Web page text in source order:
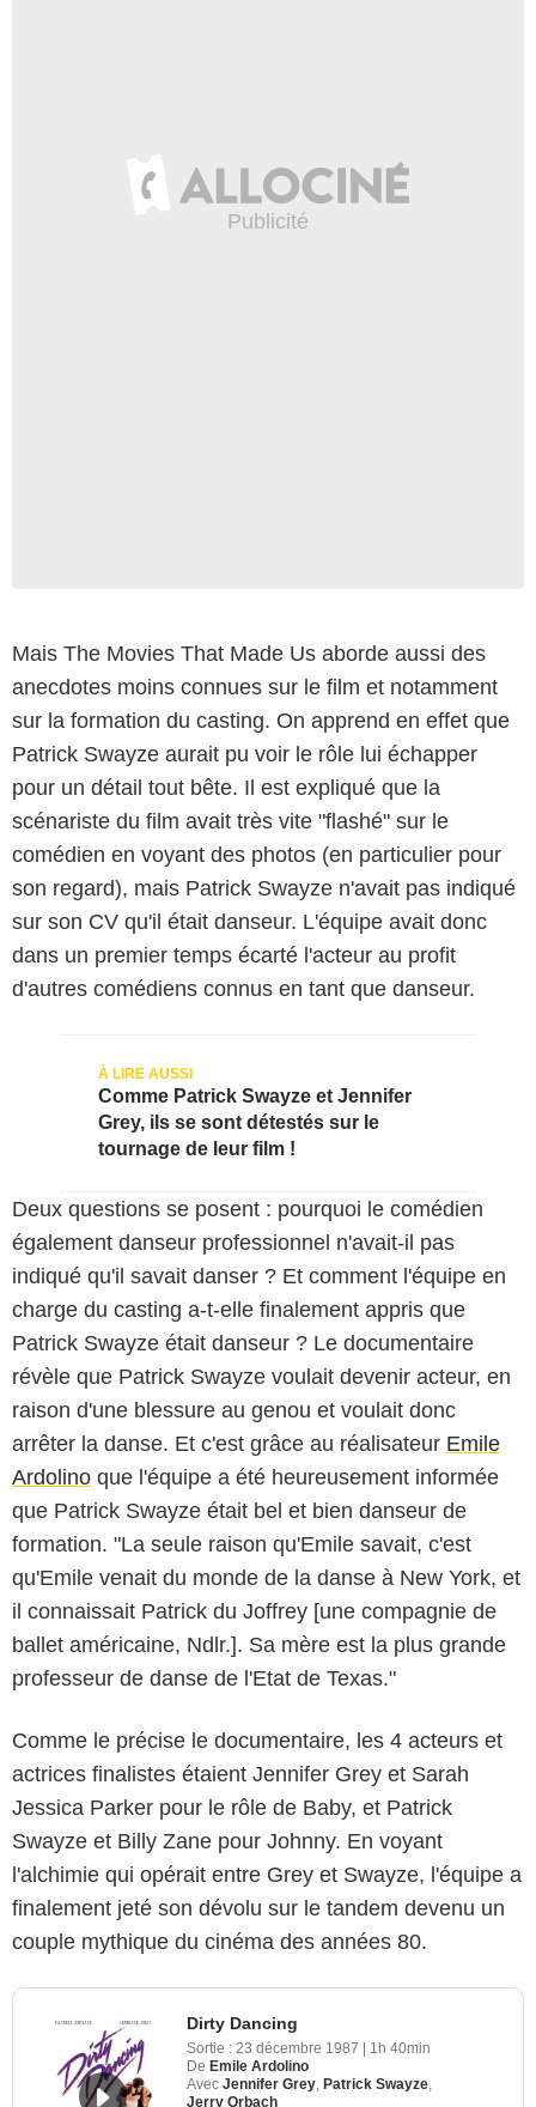
Mais The Movies That Made Us aborde aussi des
anecdotes moins connues sur le film et notamment
sur la formation du casting. On apprend en effet que
Patrick Swayze aurait pu voir le rôle lui échapper
pour un détail tout bête. Il est expliqué que la
scénariste du film avait très vite "flashé" sur le
comédien en voyant des photos (en particulier pour
son regard), mais Patrick Swayze n'avait pas indiqué
sur son CV qu'il était danseur. L'équipe avait donc
dans un premier temps écarté l'acteur au profit
d'autres comédiens connus en tant que danseur.
Comme Patrick Swayze et Jennifer
Grey, ils se sont détestés sur le
tournage de leur film !
Deux questions se posent : pourquoi le comédien
également danseur professionnel n'avait-il pas
indiqué qu'il savait danser ? Et comment l'équipe en
charge du casting a-t-elle finalement appris que
Patrick Swayze était danseur ? Le documentaire
révèle que Patrick Swayze voulait devenir acteur, en
raison d'une blessure au genou et voulait donc
arrêter la danse. Et c'est grâce au réalisateur Emile
Ardolino que l'équipe a été heureusement informée
que Patrick Swayze était bel et bien danseur de
formation. "La seule raison qu'Emile savait, c'est
qu'Emile venait du monde de la danse à New York, et
il connaissait Patrick du Joffrey [une compagnie de
ballet américaine, Ndlr.]. Sa mère est la plus grande
professeur de danse de l'Etat de Texas."
Comme le précise le documentaire, les 4 acteurs et
actrices finalistes étaient Jennifer Grey et Sarah
Jessica Parker pour le rôle de Baby, et Patrick
Swayze et Billy Zane pour Johnny. En voyant
l'alchimie qui opérait entre Grey et Swayze, l'équipe a
finalement jeté son dévolu sur le tandem devenu un
couple mythique du cinéma des années 80.
Dirty Dancing
Sortie : 23 décembre 1987 | 1h 40min
De Emile Ardolino
Avec Jennifer Grey Patrick Swayze
Jerry Orbach